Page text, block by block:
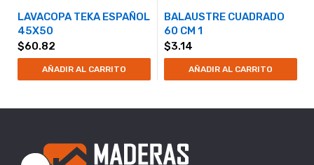
LAVACOPA TEKA ESPAÑOL
45X50
$60.82
AÑADIR AL CARRITO
BALAUSTRE CUADRADO
60 CM 1
$3.14
AÑADIR AL CARRITO